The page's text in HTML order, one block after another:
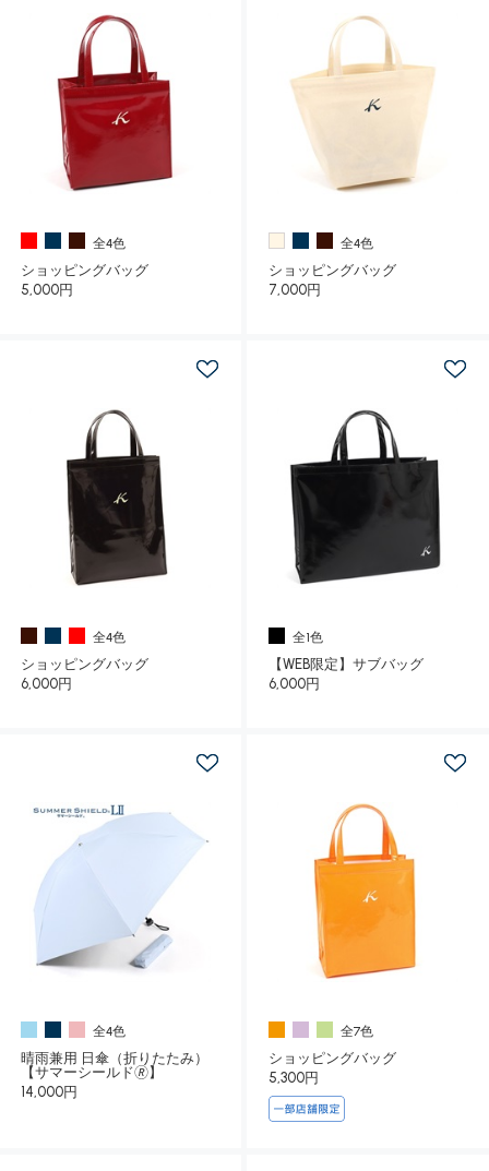
全4色
ショッピングバッグ
5,000円
全4色
ショッピングバッグ
7,000円
全4色
ショッピングバッグ
6,000円
全1色
【WEB限定】サブバッグ
6,000円
全4色
晴雨兼用 日傘（折りたたみ）
【サマーシールド🄬】
14,000円
全7色
ショッピングバッグ
5,300円